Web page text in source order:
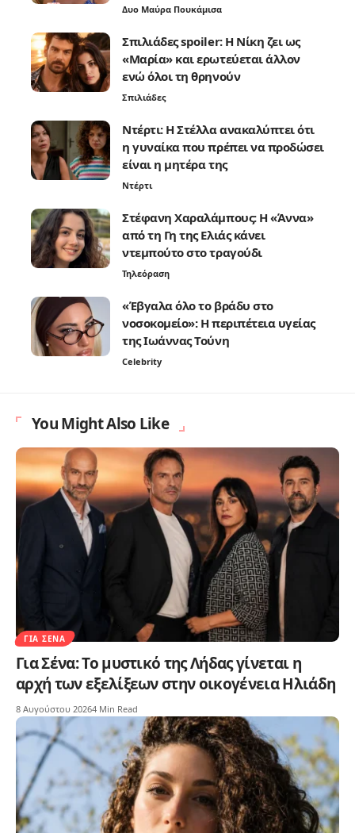
Δυο Μαύρα Πουκάμισα
Σπιλιάδες spoiler: Η Νίκη ζει ως
«Μαρία» και ερωτεύεται άλλον
ενώ όλοι τη θρηνούν
Σπιλιάδες
Ντέρτι: Η Στέλλα ανακαλύπτει ότι
η γυναίκα που πρέπει να προδώσει
είναι η μητέρα της
Ντέρτι
Στέφανη Χαραλάμπους: Η «Άννα»
από τη Γη της Ελιάς κάνει
ντεμπούτο στο τραγούδι
Τηλεόραση
«Έβγαλα όλο το βράδυ στο
νοσοκομείο»: Η περιπέτεια υγείας
της Ιωάννας Τούνη
Celebrity
You Might Also Like
ΓΙΑ ΣΈΝΑ
Για Σένα: Το μυστικό της Λήδας γίνεται η
αρχή των εξελίξεων στην οικογένεια Ηλιάδη
8 Αυγούστου 20264 Min Read